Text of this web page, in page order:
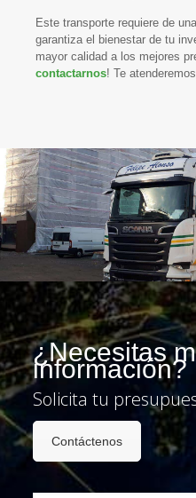
Este transporte requiere de
garantiza el bienestar de tu
mayor calidad a los mejores
contactarnos! Te
¿Necesitas
información?
Solicita tu
Contáctenos